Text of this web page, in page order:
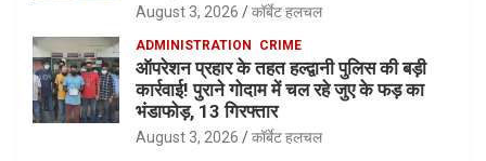
August 3, 2026 कॉर्बेट हलचल
ADMINISTRATION CRIME
ऑपरेशन प्रहार के तहत हल्द्वानी पुलिस की बड़ी
कार्रवाई! पुराने गोदाम में चल रहे जुए के फड़ का
भंडाफोड़, 13 गिरफ्तार
August 3, 2026 कॉर्बेट हलचल